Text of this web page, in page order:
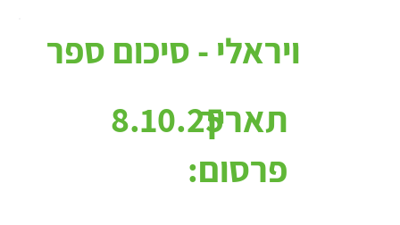
ויראלי - סיכום ספר
8.10.25תאריך
פרסום: